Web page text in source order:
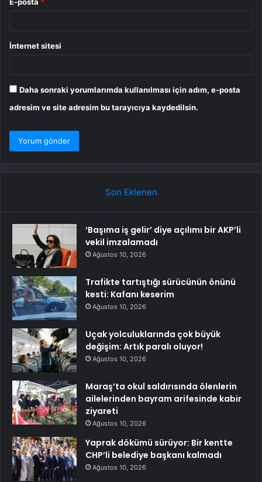
İnternet sitesi
Daha sonraki yorumlarımda kullanılması için adım, e-posta
adresim ve site adresim bu tarayıcıya kaydedilsin.
Son Eklenen
‘Başıma iş gelir’ diye açılımı bir AKP’li
vekil imzalamadı
Ağustos 10, 2026
Trafikte tartıştığı sürücünün önünü
kesti: Kafanı keserim
Ağustos 10, 2026
Uçak yolculuklarında çok büyük
değişim: Artık paralı oluyor!
Ağustos 10, 2026
Maraş’ta okul saldırısında ölenlerin
ailelerinden bayram arifesinde kabir
ziyareti
Ağustos 10, 2026
Yaprak dökümü sürüyor: Bir kentte
CHP’li belediye başkanı kalmadı
Ağustos 10, 2026